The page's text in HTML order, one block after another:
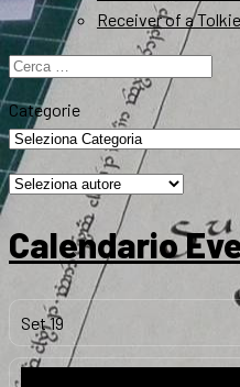
Receiver of a
Ricerca
per:
Categorie
Calendario
Set19